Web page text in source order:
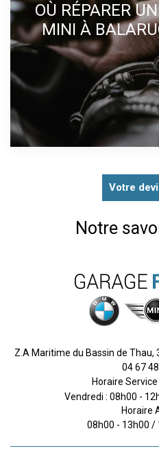
OÙ RÉPARER
MINI À
Votre
Notre
Z.A Maritime du Bassin de Thau,
04 67
Horaire
Vendredi : 08h00 -
Horaire
08h00 - 13h00 /